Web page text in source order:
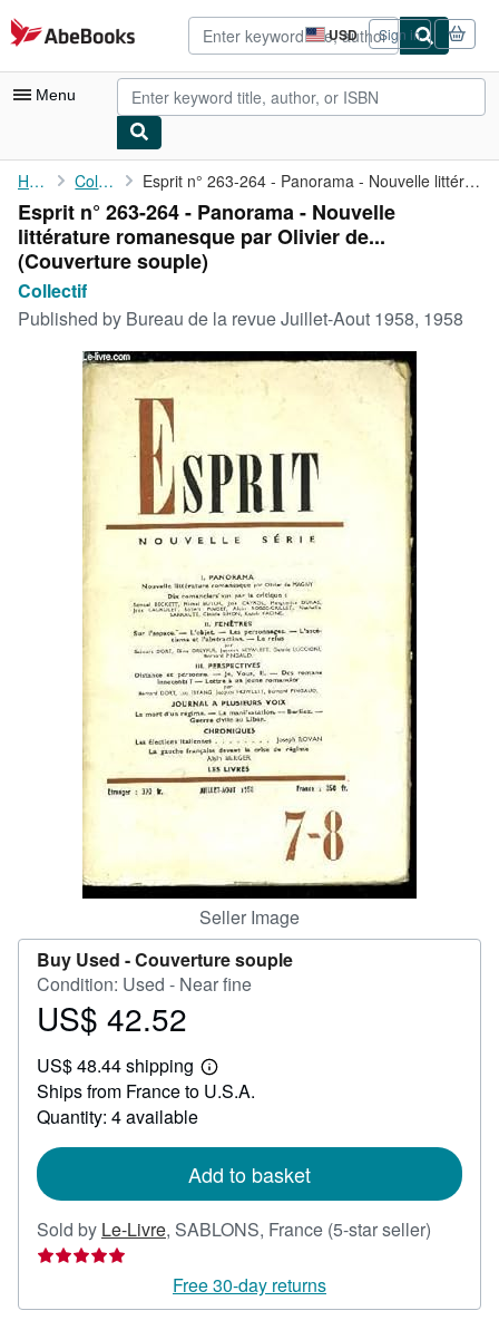
Skip to main content
AbeBooks.com USD
Site
shopping
preferences
Sign in
Menu
My Account
My Purchases
Advanced Search
Browse Collections
Art & Collectibles
CLOSE
Home Collectif Esprit n° 263-264 - Panorama - Nouvelle littérature romanesque ...
Esprit n° 263-264 - Panorama - Nouvelle
littérature romanesque par Olivier de...
(Couverture souple)
Collectif
Published by Bureau de la revue Juillet-Aout 1958, 1958
Seller Image
Buy Used -Couverture souple
Condition: Used - Near fine
Price
42.52
US$ 42.52
US$ 48.44 shipping
Learn
more
Ships from France to U.S.A.
Quantity: 4 available
Add to basket
Sold by Le-Livre, SABLONS, France (5-star seller)
out
Free 30-day returns